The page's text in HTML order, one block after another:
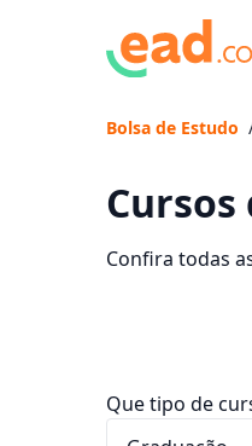
Bolsa de Estudo
Cursos
Confira todas
Que tipo de